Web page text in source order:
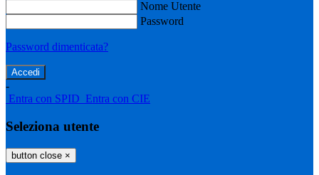
Nome Utente
Password
Password dimenticata?
-
Entra con SPID Entra con CIE
Seleziona utente
button close ×